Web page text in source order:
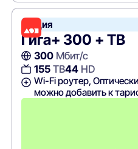
Акция
Гига+ 300 + ТВ
300Мбит/с
155ТВ44HD
Wi-Fi роутер,
можно добавить к